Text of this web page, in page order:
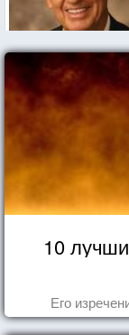
10
Его